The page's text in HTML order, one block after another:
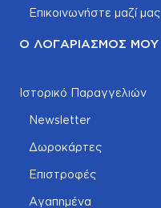
Επικοινωνήστε μαζί μας
Ο ΛΟΓΑΡΙΑΣΜΌΣ ΜΟΥ
Ιστορικό Παραγγελιών
Newsletter
Δωροκάρτες
Επιστροφές
Αγαπημένα